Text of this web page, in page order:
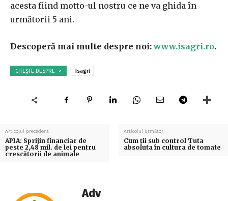
acesta fiind motto-ul nostru ce ne va ghida în
următorii 5 ani.
Descoperă mai multe despre noi:www.isagri.ro.
CITEȘTE DESPRE -> Isagri
Articolul precedent
APIA: Sprijin financiar de
peste 2,48 mil. de lei pentru
crescătorii de animale
Articolul următor
Cum ții sub control Tuta
absoluta în cultura de tomate
Adv